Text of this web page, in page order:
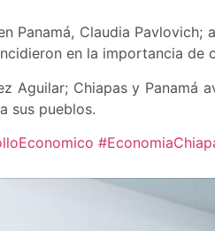
Panamá, Claudia
en la importancia
Aguilar; Chiapas y Panamá
sus pueblos.